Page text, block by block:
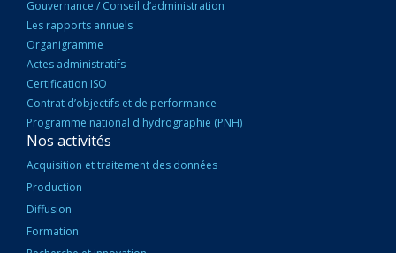
Gouvernance / Conseil d’administration
Les rapports annuels
Organigramme
Actes administratifs
Certification ISO
Contrat d’objectifs et de performance
Programme national d'hydrographie (PNH)
Nos activités
Acquisition et traitement des données
Production
Diffusion
Formation